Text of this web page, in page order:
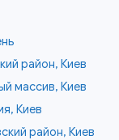
район, Киев
массив, Киев
Киев
район, Киев